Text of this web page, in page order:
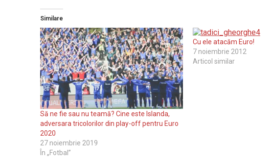
Similare
Să ne fie sau nu teamă? Cine este Islanda,
adversara tricolorilor din play-off pentru Euro
2020
27 noiembrie 2019
În „Fotbal”
Cu ele atacăm Euro!
7 noiembrie 2012
Articol similar